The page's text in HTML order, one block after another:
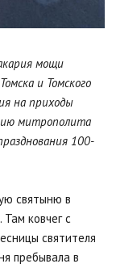
мощи
и Томского
на приходы
митрополита
100-
святыню в
ковчег с
святителя
пребывала в